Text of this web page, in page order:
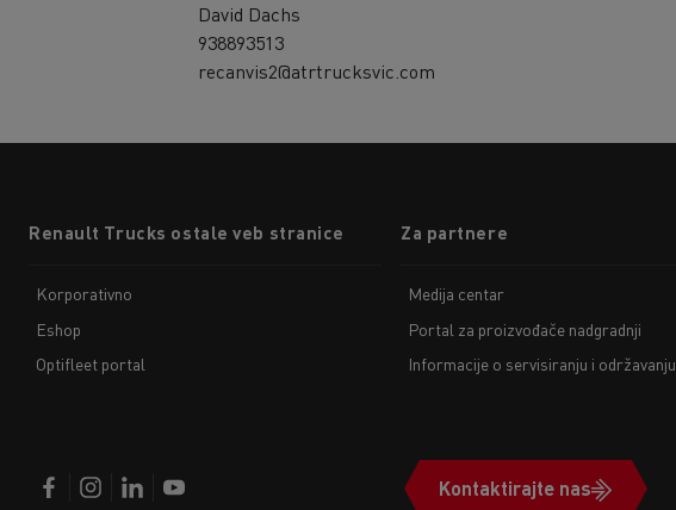
David Dachs
938893513
recanvis2@atrtrucksvic.com
menuRenault Trucks ostale veb stranice
Korporativno
Eshop
Optifleet portal
Za partnere
Medija centar
Portal za proizvođače nadgradnji
Informacije o servisiranju i održavanju
Kontaktirajte nas